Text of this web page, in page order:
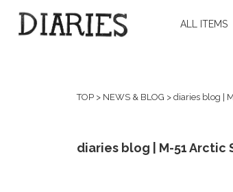
ALL ITEMS
TOP > NEWS & BLOG > diaries blog |
diaries blog | M-51 Arctic